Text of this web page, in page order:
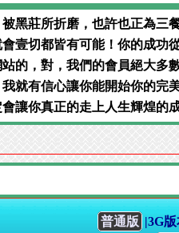
黑莊所折磨，也許也正為
壹切都皆有可能！你的成功
的，對，我們的會員絕大多
就有信心讓你能開始你的完
讓你真正的走上人生輝煌的
普通版 |3G